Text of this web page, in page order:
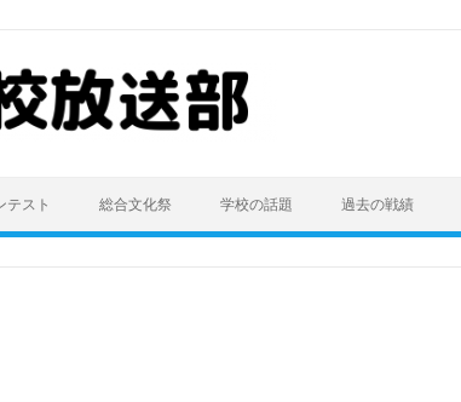
テスト 総合文化祭 学校の話題 過去の戦績